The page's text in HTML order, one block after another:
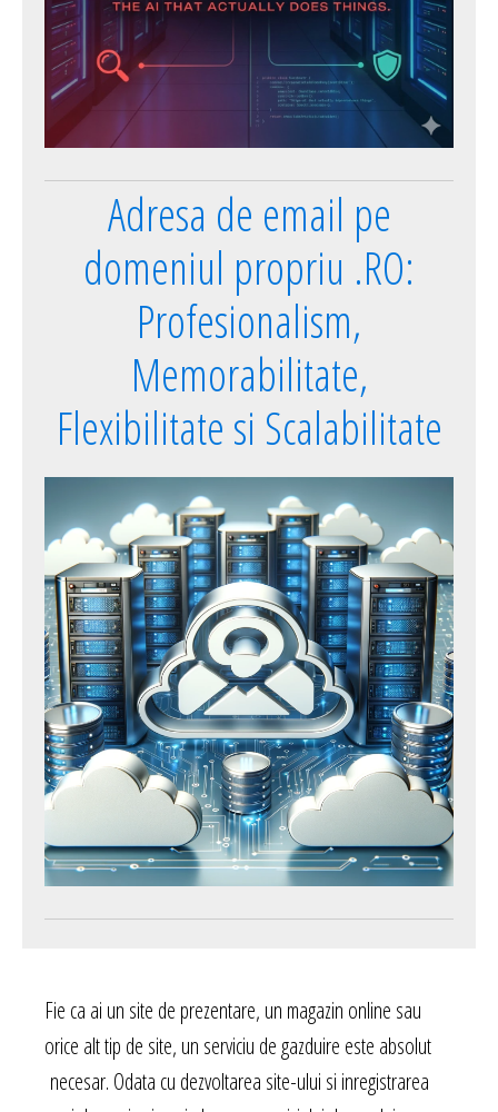
Adresa de email pe
domeniul propriu .RO:
Profesionalism,
Memorabilitate,
Flexibilitate si Scalabilitate
Fie ca ai un site de prezentare, un magazin online sau
orice alt tip de site, un serviciu de gazduire este absolut
necesar. Odata cu dezvoltarea site-ului si inregistrarea